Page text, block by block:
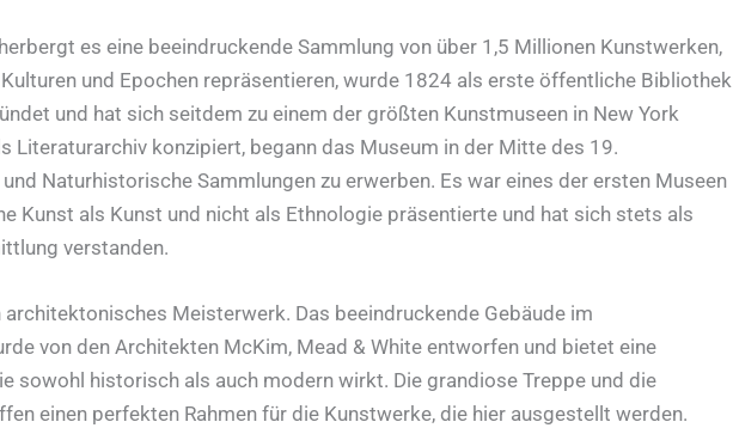
es eine beeindruckende Sammlung von über 1,5 Millionen Kunstwerken,
und Epochen repräsentieren, wurde 1824 als erste öffentliche Bibliothek
und hat sich seitdem zu einem der größten Kunstmuseen in New York
Literaturarchiv konzipiert, begann das Museum in der Mitte des 19.
Naturhistorische Sammlungen zu erwerben. Es war eines der ersten Museen
Kunst als Kunst und nicht als Ethnologie präsentierte und hat sich stets als
verstanden.
Meisterwerk. Das beeindruckende Gebäude im
von den Architekten McKim, Mead & White entworfen und bietet eine
sowohl historisch als auch modern wirkt. Die grandiose Treppe und die
einen perfekten Rahmen für die Kunstwerke, die hier ausgestellt werden.